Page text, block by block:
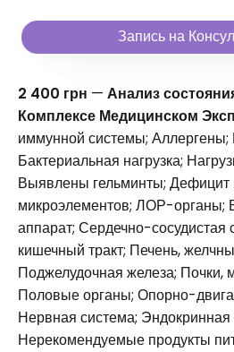
Запись на
2 400 грн — Анализ
Комплексе Медицинском
иммунной системы; Аллергены;
Бактериальная нагрузка;
Выявлены гельминты; Дефицит
микроэлементов; ЛОР-органы;
аппарат; Сердечно-
кишечный тракт; Печень,
Поджелудочная железа; Почки,
Половые органы; Опорно-
Нервная система; Эндокринная
Нерекомендуемые продукты